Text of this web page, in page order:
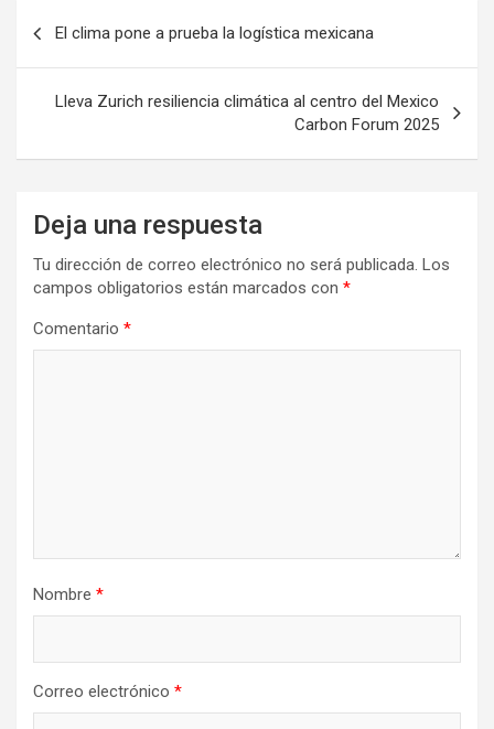
entradas
El clima pone a prueba la logística mexicana
Lleva Zurich resiliencia climática al centro del Mexico
Carbon Forum 2025
Deja una respuesta
Tu dirección de correo electrónico no será publicada. Los
campos obligatorios están marcados con *
Comentario *
Nombre *
Correo electrónico *